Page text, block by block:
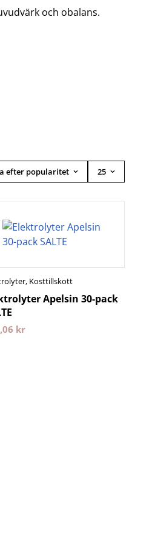
och obalans.
efter popularitet 25
, Kosttillskott
Apelsin 30-pack
kr